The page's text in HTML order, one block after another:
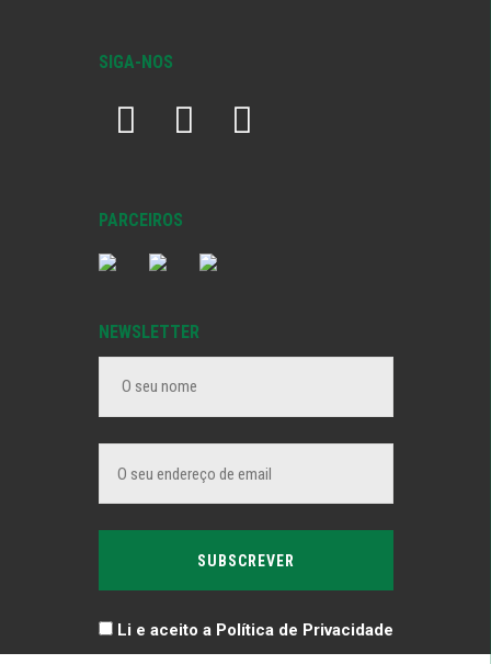
SIGA-NOS
PARCEIROS
NEWSLETTER
Li e aceito a Política de Privacidade